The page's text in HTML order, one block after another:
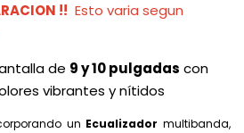
!! Esto varia segun
de 9 y 10 pulgadas con
vibrantes y nítidos
un Ecualizador multibanda,